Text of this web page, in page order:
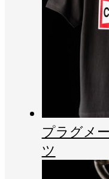
プラグメ
ツ